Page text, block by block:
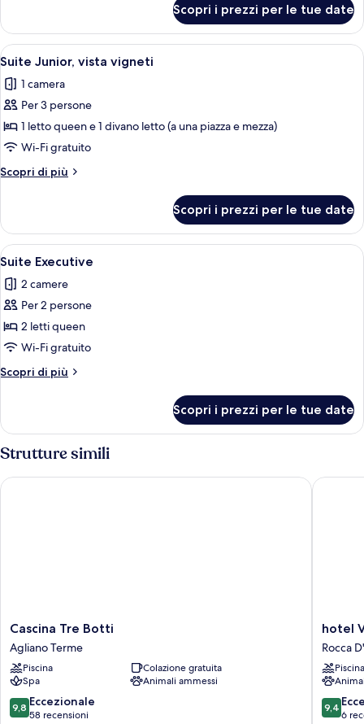
Deluxe
Scopri i prezzi per le tue date
Apri
tutte
le
foto
per
Suite
Junior,
vista
Una camera accogliente con un
1
Suite Junior, vista vigneti
1 camera
Per 3 persone
1 letto queen e 1 divano letto (a una piazza e mezza)
Wi-Fi gratuito
Scopri di più
Altri
Junior,
vista
vigneti
Scopri i prezzi per le tue date
Apri
tutte
le
foto
per
Suite
Executive
Una camera da letto con un letto a
1
Suite Executive
2 camere
Per 2 persone
2 letti queen
Wi-Fi gratuito
Scopri di più
Altri
Executive
Scopri i prezzi per le tue date
Strutture simili
Cascina
Tre
Botti
Agliano
Terme
Cascina Tre Botti
Agliano Terme
Piscina
Colazione gratuita
Spa
Animali ammessi
9.8
su
9,8 Eccezionale
58 recensioni
Cascina Tre Botti
hotel
Villa
Conte
Riccardi
Rocca
D'Arazzo
hotel
Rocca
Piscina
9.4
su
9,4
6
hotel